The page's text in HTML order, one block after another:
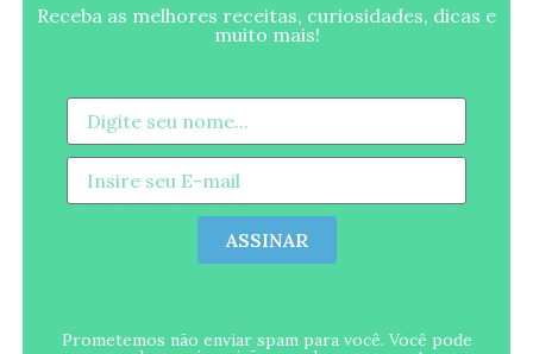
Receba as melhores receitas, curiosidades, dicas e
muito mais!
ASSINAR
Prometemos não enviar spam para você. Você pode